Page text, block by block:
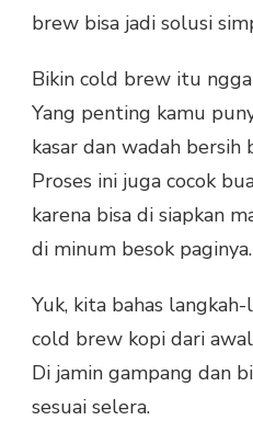
brew bisa jadi solusi
Bikin cold brew itu
Yang penting kamu
kasar dan wadah bersih
Proses ini juga cocok
karena bisa di siapkan
di minum besok paginya.
Yuk, kita bahas
cold brew kopi dari
Di jamin gampang dan
sesuai selera.